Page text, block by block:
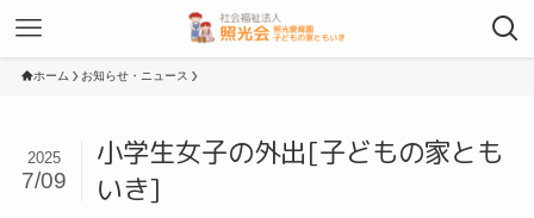
ホーム お知らせ・ニュース
小学生女子の外出[子どもの家とも
いき]
2025
7/09